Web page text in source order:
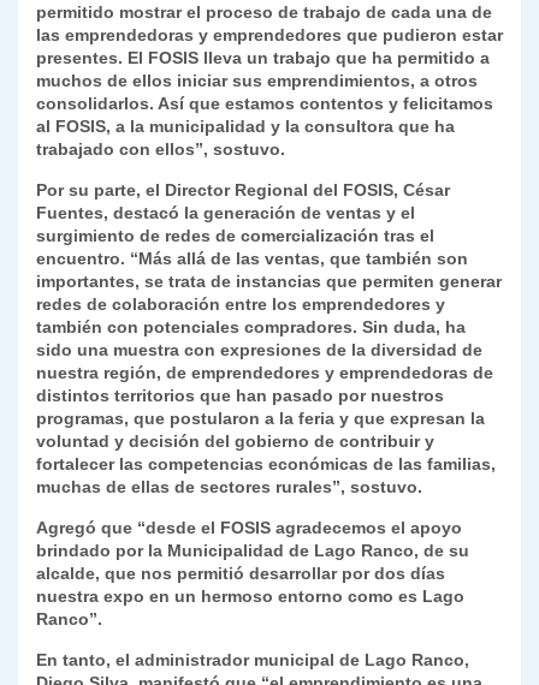
permitido mostrar el proceso de trabajo de cada una de
las emprendedoras y emprendedores que pudieron estar
presentes. El FOSIS lleva un trabajo que ha permitido a
muchos de ellos iniciar sus emprendimientos, a otros
consolidarlos. Así que estamos contentos y felicitamos
al FOSIS, a la municipalidad y la consultora que ha
trabajado con ellos”, sostuvo.
Por su parte, el Director Regional del FOSIS, César
Fuentes, destacó la generación de ventas y el
surgimiento de redes de comercialización tras el
encuentro. “Más allá de las ventas, que también son
importantes, se trata de instancias que permiten generar
redes de colaboración entre los emprendedores y
también con potenciales compradores. Sin duda, ha
sido una muestra con expresiones de la diversidad de
nuestra región, de emprendedores y emprendedoras de
distintos territorios que han pasado por nuestros
programas, que postularon a la feria y que expresan la
voluntad y decisión del gobierno de contribuir y
fortalecer las competencias económicas de las familias,
muchas de ellas de sectores rurales”, sostuvo.
Agregó que “desde el FOSIS agradecemos el apoyo
brindado por la Municipalidad de Lago Ranco, de su
alcalde, que nos permitió desarrollar por dos días
nuestra expo en un hermoso entorno como es Lago
Ranco”.
En tanto, el administrador municipal de Lago Ranco,